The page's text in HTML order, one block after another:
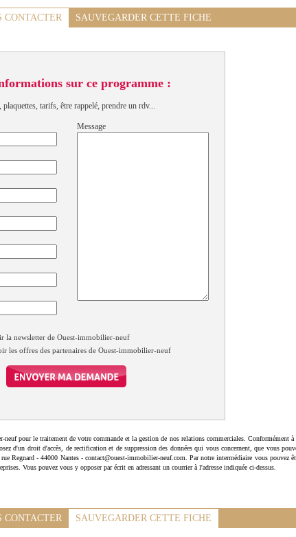
CONTACTER SAUVEGARDER CETTE FICHE
sur ce programme :
tarifs, être rappelé, prendre un rdv...
Message
la newsletter de Ouest-immobilier-neuf
les offres des partenaires de Ouest-immobilier-neuf
pour le traitement de votre commande et la gestion de nos relations commerciales. Conformément à
d'un droit d'accès, de rectification et de suppression des données qui vous concernent, que vous
Regnard - 44000 Nantes - contact@ouest-immobilier-neuf.com. Par notre intermédiaire vous pouvez
Vous pouvez vous y opposer par écrit en adressant un courrier à l'adresse indiquée ci-dessus.
CONTACTER SAUVEGARDER CETTE FICHE